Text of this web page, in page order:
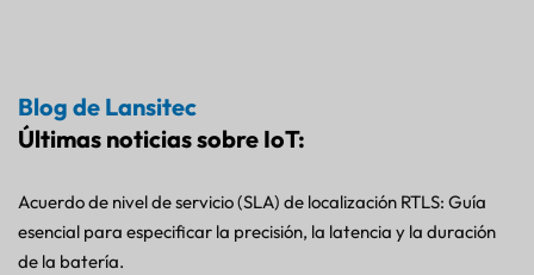
Blog de Lansitec
Últimas noticias sobre IoT:
Acuerdo de nivel de servicio (SLA) de localización RTLS: Guía
esencial para especificar la precisión, la latencia y la duración
de la batería.